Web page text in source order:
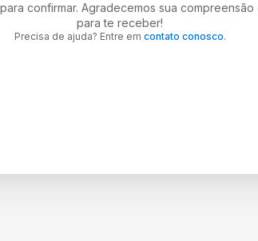
confirmar. Agradecemos sua compreensão
para te receber!
Precisa de ajuda? Entre em contato conosco.